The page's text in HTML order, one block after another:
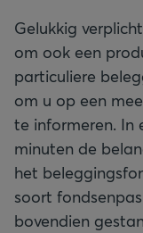
Gelukkig
om ook een
particuliere
om u op een
te informeren. In
minuten de
het
soort
bovendien